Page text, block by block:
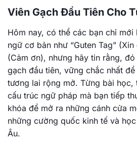
Viên Gạch Đầu Tiên Cho
Hôm nay, có thể các bạn chỉ
ngữ cơ bản như “Guten Tag”
(Cảm ơn), nhưng hãy tin rằng,
gạch đầu tiên, vững chắc nhất
tương lai rộng mở. Từng bài
cấu trúc ngữ pháp mà bạn tiếp
khóa để mở ra những cánh cửa
những cường quốc kinh tế và
Âu.